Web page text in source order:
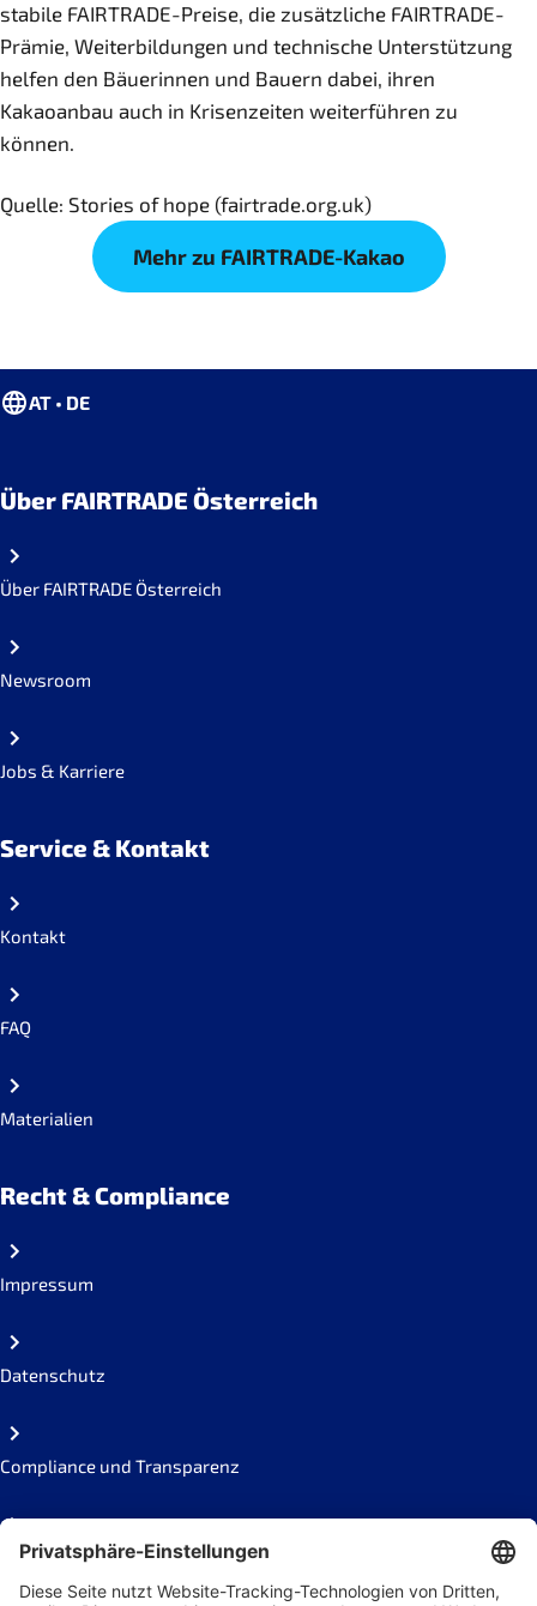
stabile FAIRTRADE-Preise, die zusätzliche FAIRTRADE-
Prämie, Weiterbildungen und technische Unterstützung
helfen den Bäuerinnen und Bauern dabei, ihren
Kakaoanbau auch in Krisenzeiten weiterführen zu
können.
Quelle: Stories of hope (fairtrade.org.uk)
Mehr zu FAIRTRADE-Kakao
AT • DE
Über FAIRTRADE Österreich
Über FAIRTRADE Österreich
Newsroom
Jobs & Karriere
Service & Kontakt
Kontakt
FAQ
Materialien
Recht & Compliance
Impressum
Datenschutz
Compliance und Transparenz
Missbrauch melden